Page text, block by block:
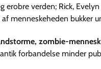
erobre verden; Rick,
menneskeheden bukker
zombie-
forbandelse minder